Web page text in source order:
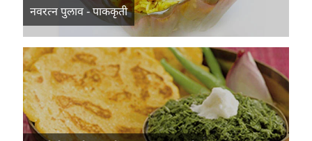
नवरत्न पुलाव - पाककृती